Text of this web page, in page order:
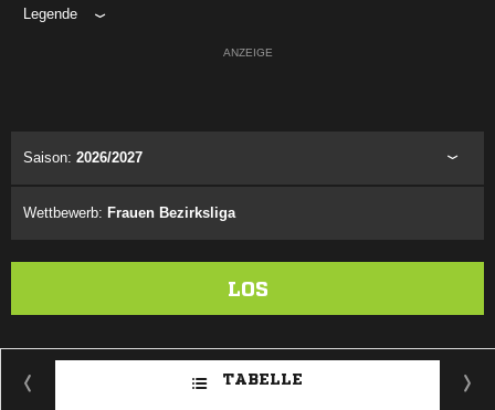
Legende
ANZEIGE
Saison: 2026/2027
Wettbewerb: Frauen Bezirksliga
LOS
TABELLE